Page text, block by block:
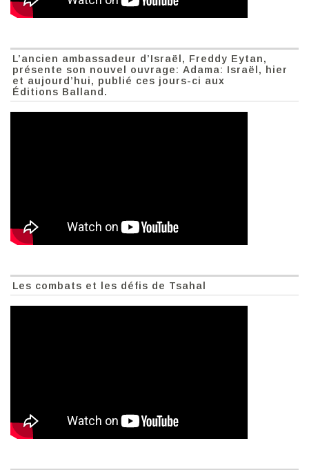
L’ancien ambassadeur d’Israël, Freddy Eytan,
présente son nouvel ouvrage: Adama: Israël, hier
et aujourd’hui, publié ces jours-ci aux
Éditions Balland.
Les combats et les défis de Tsahal